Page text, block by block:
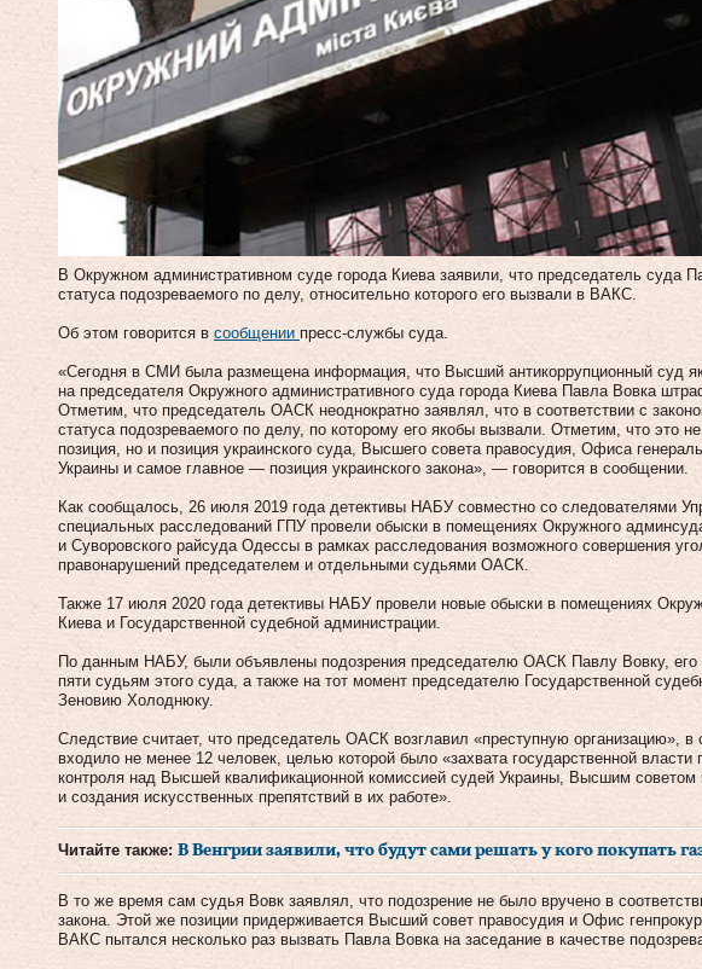
В Окружном административном суде города Киева заявили, что председатель суда
статуса подозреваемого по делу, относительно которого его вызвали в ВАКС.
Об этом говорится в сообщении пресс-службы суда.
«Сегодня в СМИ была размещена информация, что Высший антикоррупционный суд
на председателя Окружного административного суда города Киева Павла Вовка
Отметим, что председатель ОАСК неоднократно заявлял, что в соответствии с
статуса подозреваемого по делу, по которому его якобы вызвали. Отметим, что это
позиция, но и позиция украинского суда, Высшего совета правосудия, Офиса
Украины и самое главное — позиция украинского закона», — говорится в сообщении.
Как сообщалось, 26 июля 2019 года детективы НАБУ совместно со следователями
специальных расследований ГПУ провели обыски в помещениях Окружного
и Суворовского райсуда Одессы в рамках расследования возможного совершения
правонарушений председателем и отдельными судьями ОАСК.
Также 17 июля 2020 года детективы НАБУ провели новые обыски в помещениях
Киева и Государственной судебной администрации.
По данным НАБУ, были объявлены подозрения председателю ОАСК Павлу Вовку,
пяти судьям этого суда, а также на тот момент председателю Государственной
Зеновию Холоднюку.
Следствие считает, что председатель ОАСК возглавил «преступную организацию», в
входило не менее 12 человек, целью которой было «захвата государственной власти
контроля над Высшей квалификационной комиссией судей Украины, Высшим советом
и создания искусственных препятствий в их работе».
Читайте также: В Венгрии заявили, что будут сами решать у кого покупать
В то же время сам судья Вовк заявлял, что подозрение не было вручено в
закона. Этой же позиции придерживается Высший совет правосудия и Офис
ВАКС пытался несколько раз вызвать Павла Вовка на заседание в качестве